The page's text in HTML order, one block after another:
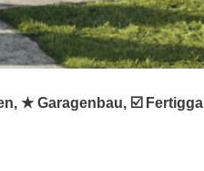
★ Garagenbau, ☑️